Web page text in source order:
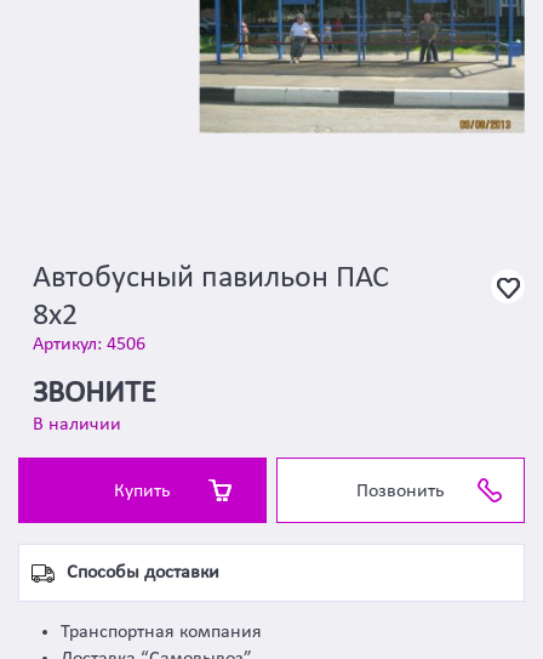
Автобусный павильон ПАС
8х2
Артикул: 4506
ЗВОНИТЕ
В наличии
Купить Позвонить
Способы доставки
Транспортная компания